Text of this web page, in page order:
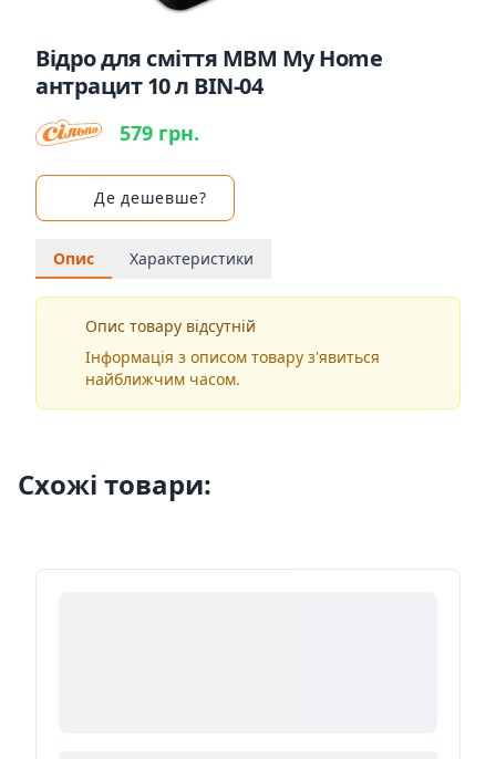
Відро для сміття MBM My Home
антрацит 10 л BIN-04
579 грн.
Де дешевше?
Опис Характеристики
Опис товару відсутній
Інформація з описом товару з'явиться
найближчим часом.
Схожі товари: